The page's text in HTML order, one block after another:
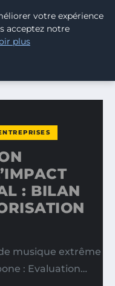
BLOG
DES ENTREPRISES
L’IMPACT…
: BILAN
musique extrême
: Evaluation…
votre expérience
acceptez notre
plus